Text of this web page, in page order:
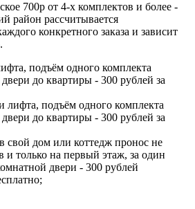
700р от 4-х комплектов и более -
район рассчитывается
конкретного заказа и зависит
подъём одного комплекта
до квартиры - 300 рублей за
лифта, подъём одного комплекта
до квартиры - 300 рублей за
свой дом или коттедж пронос не
и только на первый этаж, за один
двери - 300 рублей